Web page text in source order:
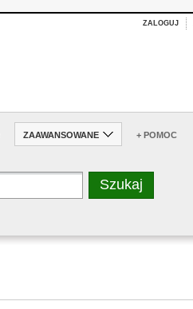
ZALOGUJ
ZAAWANSOWANE + POMOC